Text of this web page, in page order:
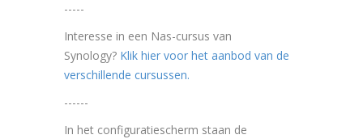
-----
Interesse in een Nas-cursus van
Synology? Klik hier voor het aanbod van de
verschillende cursussen.
------
In het configuratiescherm staan de